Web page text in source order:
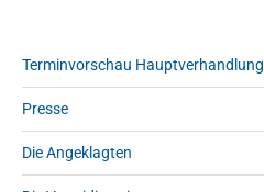
Terminvorschau Hauptverhandlung
Presse
Die Angeklagten